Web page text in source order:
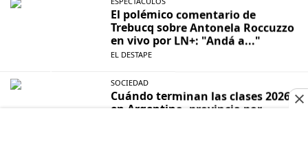
POLITICAS DE PRIVACIDAD
CONTACTO COMERCIAL
CONTACTO EDITORIAL
Mustang Cloud- CMS para portales de noticias